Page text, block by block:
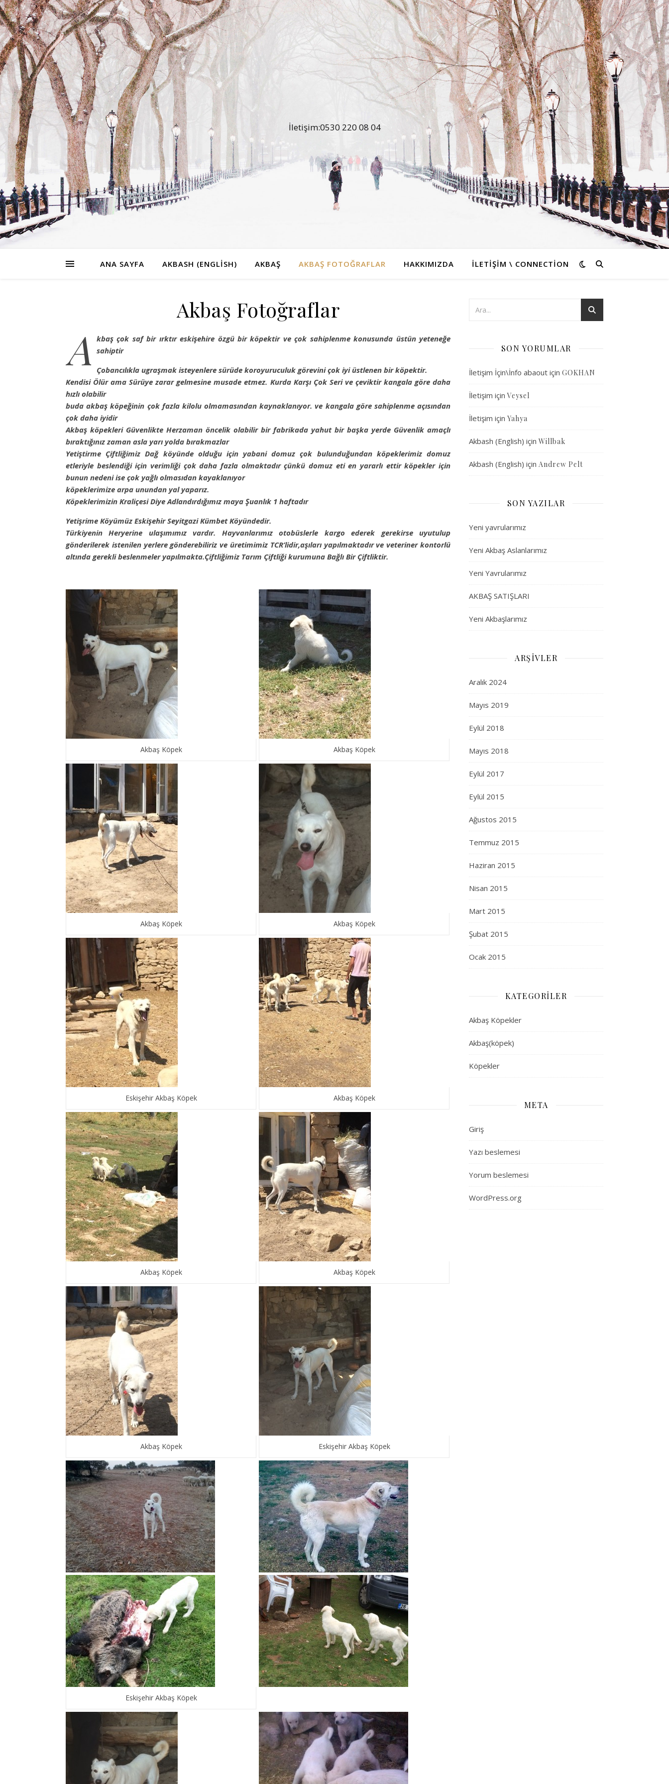
İletişim:0530 220 08 04
ANA SAYFA AKBASH (ENGLISH) AKBAŞ AKBAŞ FOTOĞRAFLAR HAKKIMIZDA İLETIŞIM \ CONNECTION
Akbaş Fotoğraflar
A kbaş çok saf bir ırktır eskişehire özgü bir köpektir ve çok sahiplenme konusunda üstün yeteneğe
sahiptir
Çobancılıkla ugraşmak isteyenlere sürüde koroyuruculuk görevini çok iyi üstlenen bir köpektir.
Kendisi Ölür ama Sürüye zarar gelmesine musade etmez. Kurda Karşı Çok Seri ve çeviktir kangala göre daha
hızlı olabilir
buda akbaş köpeğinin çok fazla kilolu olmamasından kaynaklanıyor. ve kangala göre sahiplenme açısından
çok daha iyidir
Akbaş köpekleri Güvenlikte Herzaman öncelik olabilir bir fabrikada yahut bir başka yerde Güvenlik amaçlı
bıraktığınız zaman asla yarı yolda bırakmazlar
Yetiştirme Çiftliğimiz Dağ köyünde olduğu için yabani domuz çok bulunduğundan köpeklerimiz domuz
etleriyle beslendiği için verimliği çok daha fazla olmaktadır çünkü domuz eti en yararlı ettir köpekler için
bunun nedeni ise çok yağlı olmasıdan kayaklanıyor
köpeklerimize arpa unundan yal yaparız.
Köpeklerimizin Kraliçesi Diye Adlandırdığımız maya Şuanlık 1 haftadır
Yetişrime Köyümüz Eskişehir Seyitgazi Kümbet Köyündedir.
Türkiyenin Heryerine ulaşımımız vardır. Hayvanlarımız otobüslerle kargo ederek gerekirse uyutulup
gönderilerek istenilen yerlere gönderebiliriz ve üretimimiz TCR’lidir,aşıları yapılmaktadır ve veteriner kontorlü
altında gerekli beslenmeler yapılmakta.Çiftliğimiz Tarım Çiftliği kurumuna Bağlı Bir Çiftliktir.
Akbaş Köpek Akbaş Köpek
Akbaş Köpek Akbaş Köpek
Eskişehir Akbaş Köpek Akbaş Köpek
Akbaş Köpek Akbaş Köpek
Akbaş Köpek Eskişehir Akbaş Köpek
Eskişehir Akbaş Köpek
SON YORUMLAR
İletişim İçin\İnfo abaout için GOKHAN
İletişim içinVeysel
İletişim için Yahya
Akbash (English) için Willbak
Akbash (English) için Andrew Pelt
SON YAZILAR
Yeni yavrularımız
Yeni Akbaş Aslanlarımız
Yeni Yavrularımız
AKBAŞ SATIŞLARI
Yeni Akbaşlarımız
ARŞIVLER
Aralık 2024
Mayıs 2019
Eylül 2018
Mayıs 2018
Eylül 2017
Eylül 2015
Ağustos 2015
Temmuz 2015
Haziran 2015
Nisan 2015
Mart 2015
Şubat 2015
Ocak 2015
KATEGORILER
Akbaş Köpekler
Akbaş(köpek)
Köpekler
META
Giriş
Yazı beslemesi
Yorum beslemesi
WordPress.org